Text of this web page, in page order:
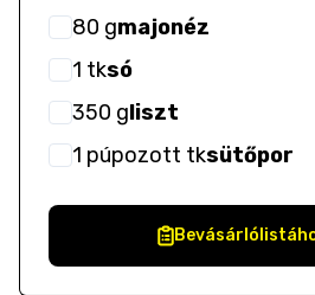
80 gmajonéz
1 tksó
350 gliszt
1 púpozott tksütőpor